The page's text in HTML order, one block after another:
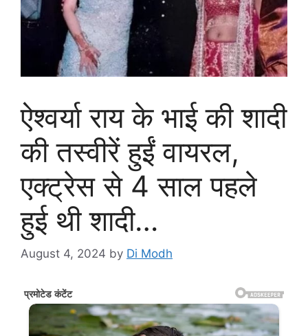
ऐश्वर्या राय के भाई की शादी
की तस्वीरें हुईं वायरल,
एक्ट्रेस से 4 साल पहले
हुई थी शादी…
August 4, 2024 by Di Modh